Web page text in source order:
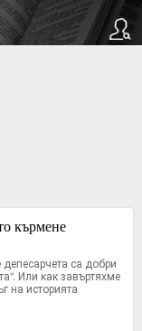
кърмене
са добри
Или как завъртяхме
на историята